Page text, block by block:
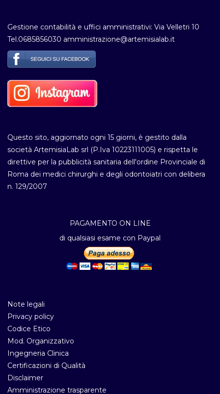
Gestione contabilità e uffici amministrativi: Via Velletri 10
Tel.0685856030 amministrazione@artemisialab.it
Questo sito, aggiornato ogni 15 giorni, è gestito dalla
società ArtemisiaLab srl (P.Iva 10223111005) e rispetta le
direttive per la pubblicità sanitaria dell'ordine Provinciale di
Roma dei medici chirurghi e degli odontoiatri con delibera
n. 129/2007
PAGAMENTO ON LINE
di qualsiasi esame con Paypal
Note legali
Privacy policy
Codice Etico
Mod. Organizzativo
Ingegneria Clinica
Certificazioni di Qualità
Disclaimer
Amministrazione trasparente